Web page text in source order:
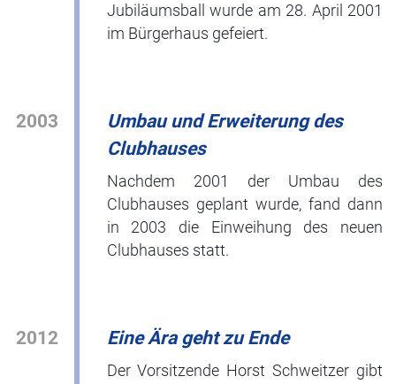
Jubiläumsball wurde am 28. April 2001
im Bürgerhaus gefeiert.
2003
Umbau und Erweiterung des
Clubhauses
Nachdem 2001 der Umbau des
Clubhauses geplant wurde, fand dann
in 2003 die Einweihung des neuen
Clubhauses statt.
2012 Eine Ära geht zu Ende
Der Vorsitzende Horst Schweitzer gibt